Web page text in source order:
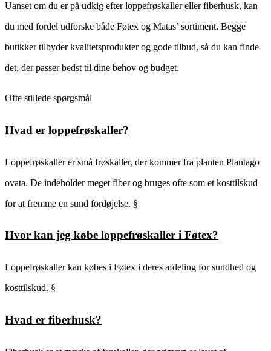
Uanset om du er på udkig efter loppefrøskaller eller fiberhusk, kan
du med fordel udforske både Føtex og Matas’ sortiment. Begge
butikker tilbyder kvalitetsprodukter og gode tilbud, så du kan finde
det, der passer bedst til dine behov og budget.
Ofte stillede spørgsmål
Hvad er loppefrøskaller?
Loppefrøskaller er små frøskaller, der kommer fra planten Plantago
ovata. De indeholder meget fiber og bruges ofte som et kosttilskud
for at fremme en sund fordøjelse. §
Hvor kan jeg købe loppefrøskaller i Føtex?
Loppefrøskaller kan købes i Føtex i deres afdeling for sundhed og
kosttilskud. §
Hvad er fiberhusk?